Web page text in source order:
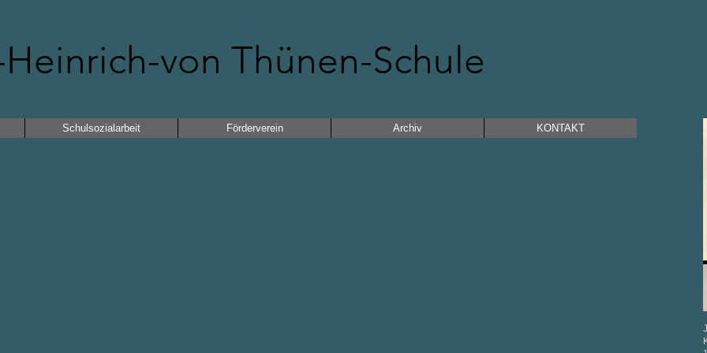
von Thünen-Schule
Schulsozialarbeit Förderverein Archiv KONTAKT